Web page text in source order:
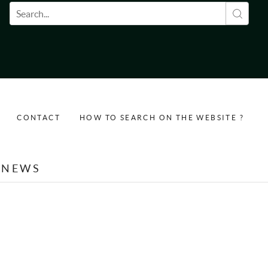
Search form
CONTACT HOW TO SEARCH ON THE WEBSITE ?
NEWS